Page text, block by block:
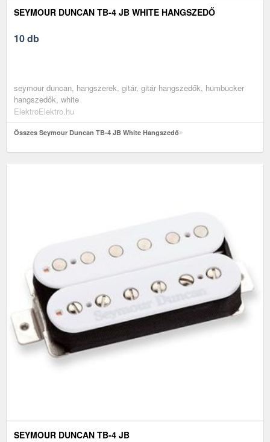
SEYMOUR DUNCAN TB-4 JB WHITE HANGSZEDŐ
10 db
seymour duncan, hangszerek, gitár, gitár hangszedők, humbucker
hangszedők, white
ElektroElektro.hu
Összes Seymour Duncan TB-4 JB White Hangszedő
SEYMOUR DUNCAN TB-4 JB